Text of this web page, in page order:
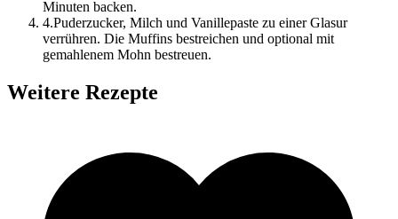
Minuten backen.
4.Puderzucker, Milch und Vanillepaste zu einer Glasur
verrühren. Die Muffins bestreichen und optional mit
gemahlenem Mohn bestreuen.
Weitere Rezepte